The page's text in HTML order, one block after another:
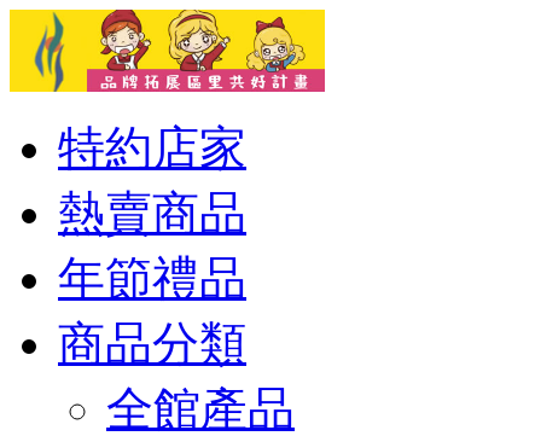
特約店家
熱賣商品
年節禮品
商品分類
全館產品